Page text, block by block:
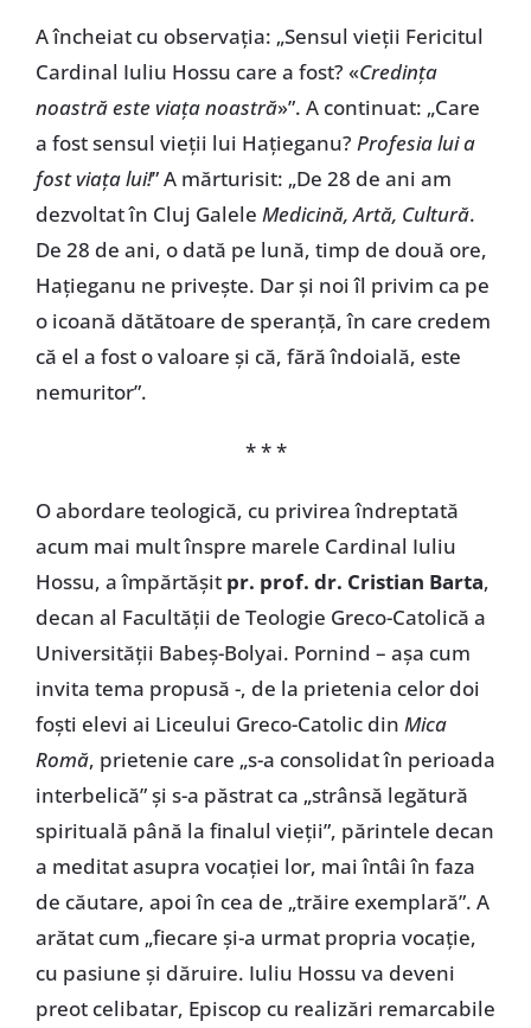
A încheiat cu observația: „Sensul vieții Fericitul
Cardinal Iuliu Hossu care a fost? «Credința
noastră este viața noastră»”. A continuat: „Care
a fost sensul vieții lui Hațieganu? Profesia lui a
fost viața lui!” A mărturisit: „De 28 de ani am
dezvoltat în Cluj Galele Medicină, Artă, Cultură.
De 28 de ani, o dată pe lună, timp de două ore,
Hațieganu ne privește. Dar și noi îl privim ca pe
o icoană dătătoare de speranță, în care credem
că el a fost o valoare și că, fără îndoială, este
nemuritor”.
* * *
O abordare teologică, cu privirea îndreptată
acum mai mult înspre marele Cardinal Iuliu
Hossu, a împărtășitpr. prof. dr. Cristian Barta,
decan al Facultății de Teologie Greco-Catolică a
Universității Babeș-Bolyai. Pornind – așa cum
invita tema propusă -, de la prietenia celor doi
foști elevi ai Liceului Greco-Catolic din Mica
Romă, prietenie care „s-a consolidat în perioada
interbelică” și s-a păstrat ca „strânsă legătură
spirituală până la finalul vieții”, părintele decan
a meditat asupra vocației lor, mai întâi în faza
de căutare, apoi în cea de „trăire exemplară”. A
arătat cum „fiecare și-a urmat propria vocație,
cu pasiune și dăruire. Iuliu Hossu va deveni
preot celibatar, Episcop cu realizări remarcabile